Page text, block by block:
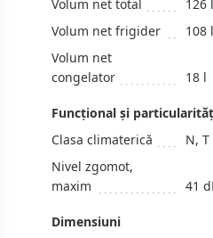
Volum net total
126 l
Volum net frigider
108 l
Volum net
congelator
18 l
Funcțional și
Clasa climaterică
N, T
Nivel zgomot,
maxim
41
Dimensiuni